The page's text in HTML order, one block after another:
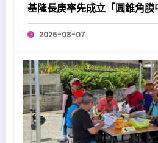
基隆長庚率先成立「圓錐角膜
2026-08-07